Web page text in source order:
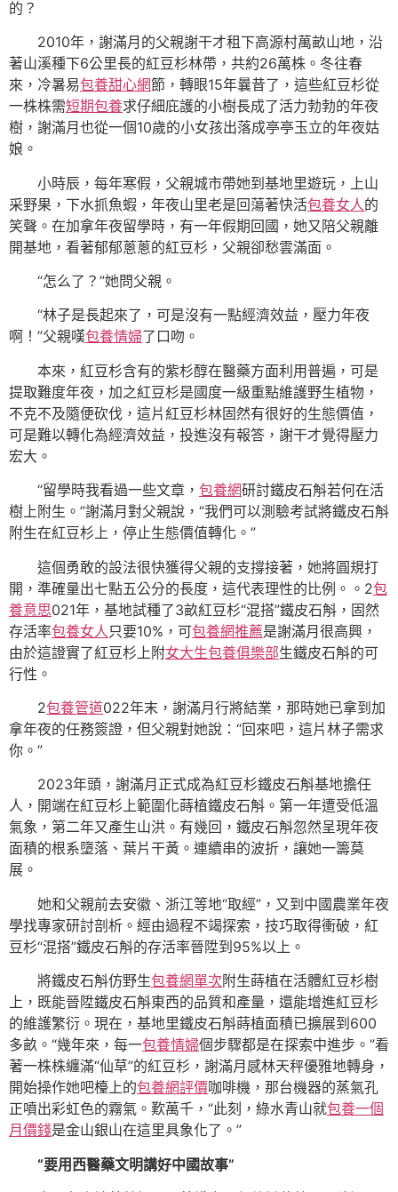
的？
2010年，謝滿月的父親謝干才租下高源村萬畝山地，沿
著山溪種下6公里長的紅豆杉林帶，共約26萬株。冬往春
來，冷暑易包養甜心網節，轉眼15年曩昔了，這些紅豆杉從
一株株需短期包養求仔細庇護的小樹長成了活力勃勃的年夜
樹，謝滿月也從一個10歲的小女孩出落成亭亭玉立的年夜姑
娘。
小時辰，每年寒假，父親城市帶她到基地里遊玩，上山
采野果，下水抓魚蝦，年夜山里老是回蕩著快活包養女人的
笑聲。在加拿年夜留學時，有一年假期回國，她又陪父親離
開基地，看著郁郁蔥蔥的紅豆杉，父親卻愁雲滿面。
“怎么了？”她問父親。
“林子是長起來了，可是沒有一點經濟效益，壓力年夜
啊！”父親嘆包養情婦了口吻。
本來，紅豆杉含有的紫杉醇在醫藥方面利用普遍，可是
提取難度年夜，加之紅豆杉是國度一級重點維護野生植物，
不克不及隨便砍伐，這片紅豆杉林固然有很好的生態價值，
可是難以轉化為經濟效益，投進沒有報答，謝干才覺得壓力
宏大。
“留學時我看過一些文章， 包養網研討鐵皮石斛若何在活
樹上附生。”謝滿月對父親說，“我們可以測驗考試將鐵皮石斛
附生在紅豆杉上，停止生態價值轉化。”
這個勇敢的設法很快獲得父親的支撐接著，她將圓規打
開，準確量出七點五公分的長度，這代表理性的比例。。2包
養意思021年，基地試種了3畝紅豆杉“混搭”鐵皮石斛，固然
存活率包養女人 只要10%，可包養網推薦是謝滿月很高興，
由於這證實了紅豆杉上附女大生包養俱樂部生鐵皮石斛的可
行性。
2包養管道022年末，謝滿月行將結業，那時她已拿到加
拿年夜的任務簽證，但父親對她說：“回來吧，這片林子需求
你。”
2023年頭，謝滿月正式成為紅豆杉鐵皮石斛基地擔任
人，開端在紅豆杉上範圍化蒔植鐵皮石斛。第一年遭受低溫
氣象，第二年又產生山洪。有幾回，鐵皮石斛忽然呈現年夜
面積的根系墮落、葉片干黃。連續串的波折，讓她一籌莫
展。
她和父親前去安徽、浙江等地“取經”，又到中國農業年夜
學找專家研討剖析。經由過程不竭探索，技巧取得衝破，紅
豆杉“混搭”鐵皮石斛的存活率晉陞到95%以上。
將鐵皮石斛仿野生包養網單次附生蒔植在活體紅豆杉樹
上，既能晉陞鐵皮石斛東西的品質和產量，還能增進紅豆杉
的維護繁衍。現在，基地里鐵皮石斛蒔植面積已擴展到600
多畝。“幾年來，每一包養情婦個步驟都是在探索中進步。”看
著一株株纏滿“仙草”的紅豆杉，謝滿月感林天秤優雅地轉身，
開始操作她吧檯上的包養網評價咖啡機，那台機器的蒸氣孔
正噴出彩虹色的霧氣。歎萬千，“此刻，綠水青山就包養一個
月價錢是金山銀山在這里具象化了。”
“要用西醫藥文明講好中國故事”